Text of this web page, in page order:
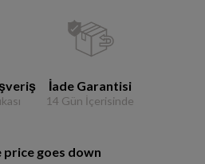
İade Garantisi
14 Gün İçerisinde
goes down